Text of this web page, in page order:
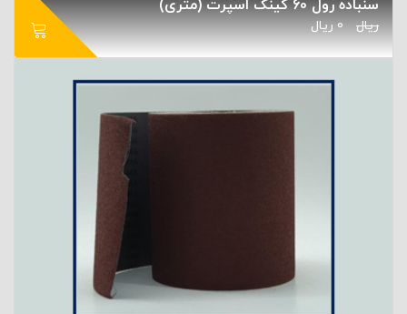
سنباده رول 60 کینگ اسپرت (متری)
ریال 0 ریال